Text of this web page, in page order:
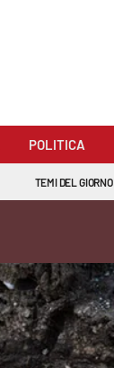
POLITICA
TEMI DEL GIORNO